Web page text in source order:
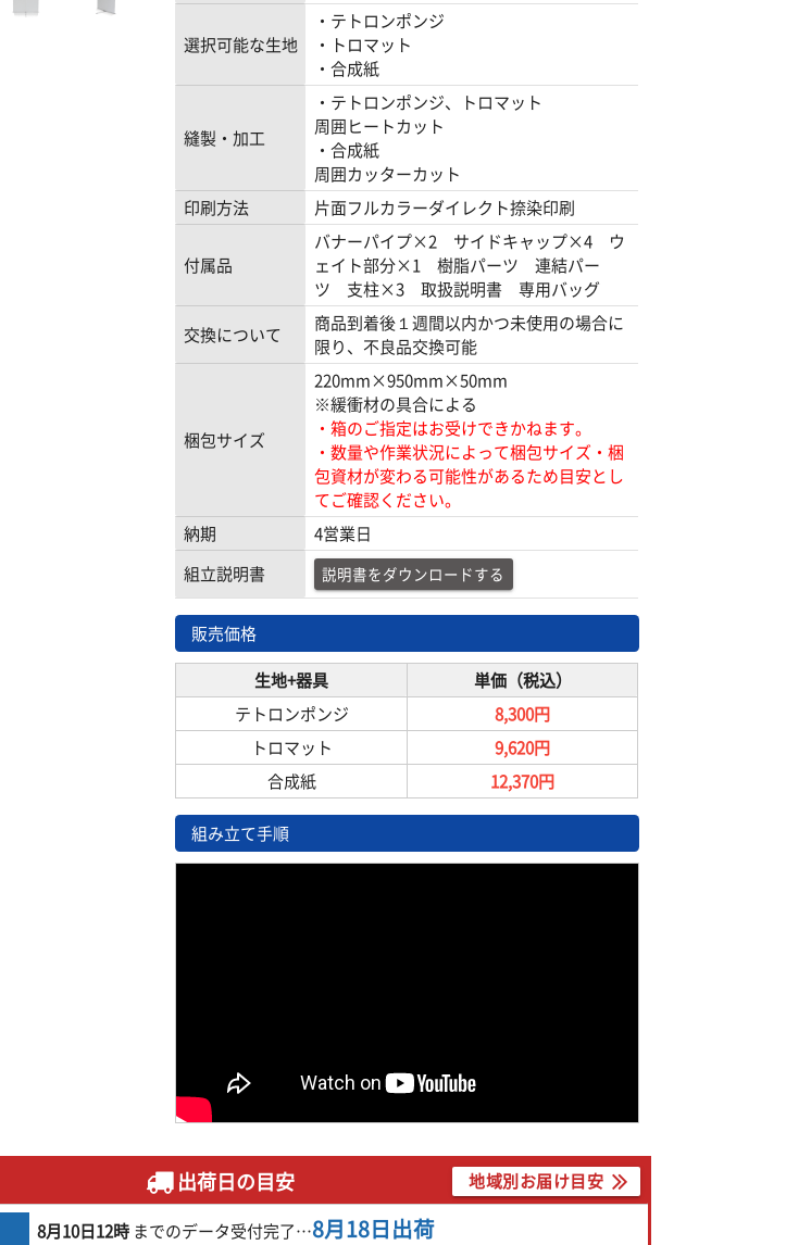
選択可能な生地
・テトロンポンジ
・トロマット
・合成紙
縫製・加工
・テトロンポンジ、トロマット
周囲ヒートカット
・合成紙
周囲カッターカット
印刷方法
片面フルカラーダイレクト捺染印刷
付属品
バナーパイプ×2 サイドキャップ×4 ウ
ェイト部分×1 樹脂パーツ 連結パー
ツ 支柱×3 取扱説明書 専用バッグ
交換について
商品到着後１週間以内かつ未使用の場合に
限り、不良品交換可能
梱包サイズ
220mm×950mm×50mm
※緩衝材の具合による
・箱のご指定はお受けできかねます。
・数量や作業状況によって梱包サイズ・梱
包資材が変わる可能性があるため目安とし
てご確認ください。
納期
4営業日
組立説明書
説明書をダウンロードする
販売価格
生地+器具
単価（税込）
テトロンポンジ
8,300円
トロマット
9,620円
合成紙
12,370円
組み立て手順
出荷日の目安 地域別お届け目安
8月10日12時 までのデータ受付完了…8月18日出荷